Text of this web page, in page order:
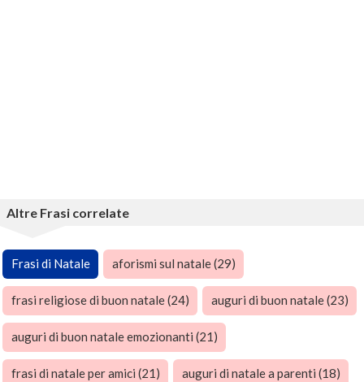
Altre Frasi correlate
Frasi di Natale aforismi sul natale (29)
frasi religiose di buon natale (24) auguri di buon natale (23)
auguri di buon natale emozionanti (21)
frasi di natale per amici (21) auguri di natale a parenti (18)